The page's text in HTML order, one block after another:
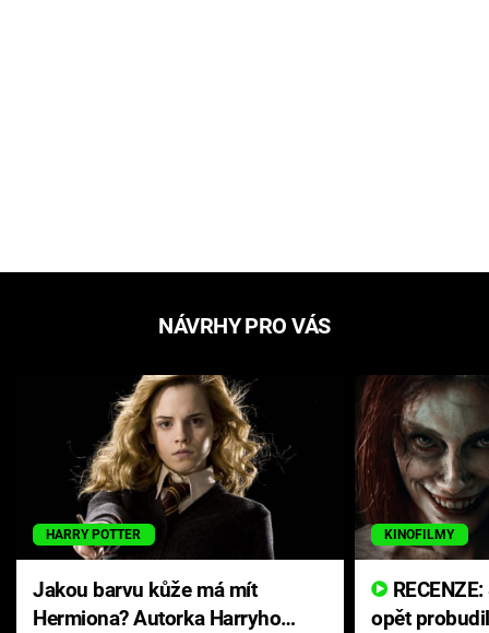
NÁVRHY PRO VÁS
HARRY POTTER
Jakou barvu kůže má mít
Hermiona? Autorka Harryho
KINOFILMY
opět